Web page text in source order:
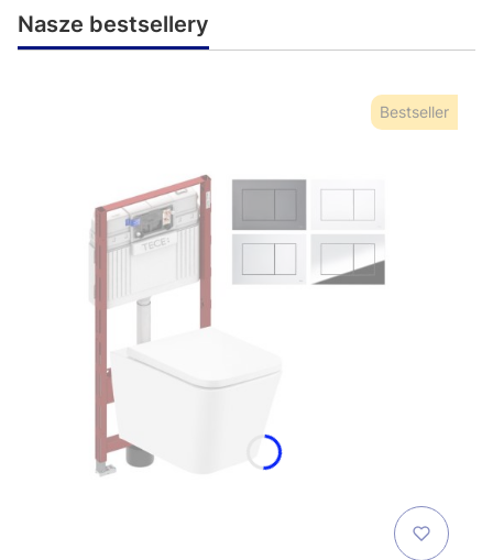
Nasze bestsellery
Bestseller